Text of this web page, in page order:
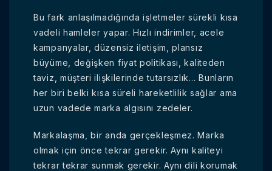
Bu fark anlaşılmadığında işletmeler sürekli kısa
vadeli hamleler yapar. Hızlı indirimler, acele
kampanyalar, düzensiz iletişim, plansız
büyüme, değişken fiyat politikası, kaliteden
taviz, müşteri ilişkilerinde tutarsızlık… Bunların
her biri belki kısa süreli hareketlilik sağlar ama
uzun vadede marka algısını zedeler.
Markalaşma, bir anda gerçekleşmez. Marka
olmak için önce tekrar gerekir. Aynı kaliteyi
tekrar tekrar sunmak gerekir. Aynı dili korumak